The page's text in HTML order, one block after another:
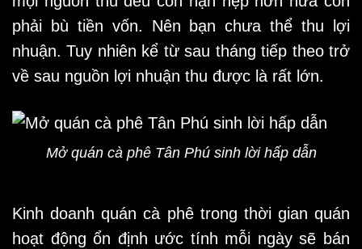
phải bù tiền vốn. Nên bạn chưa thể thu lợi
nhuận. Tuy nhiên kể từ sau tháng tiếp theo trở
về sau nguồn lợi nhuận thu được là rất lớn.
Mở quán cà phê Tân Phú sinh lời hấp dẫn
Kinh doanh quán cà phê trong thời gian quán
hoạt động ổn định ước tính mỗi ngày sẽ bán